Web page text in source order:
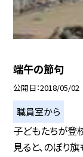
端午の節句
公開日 2018/05/02
職員室から
子どもたちが登
見ると、のぼり